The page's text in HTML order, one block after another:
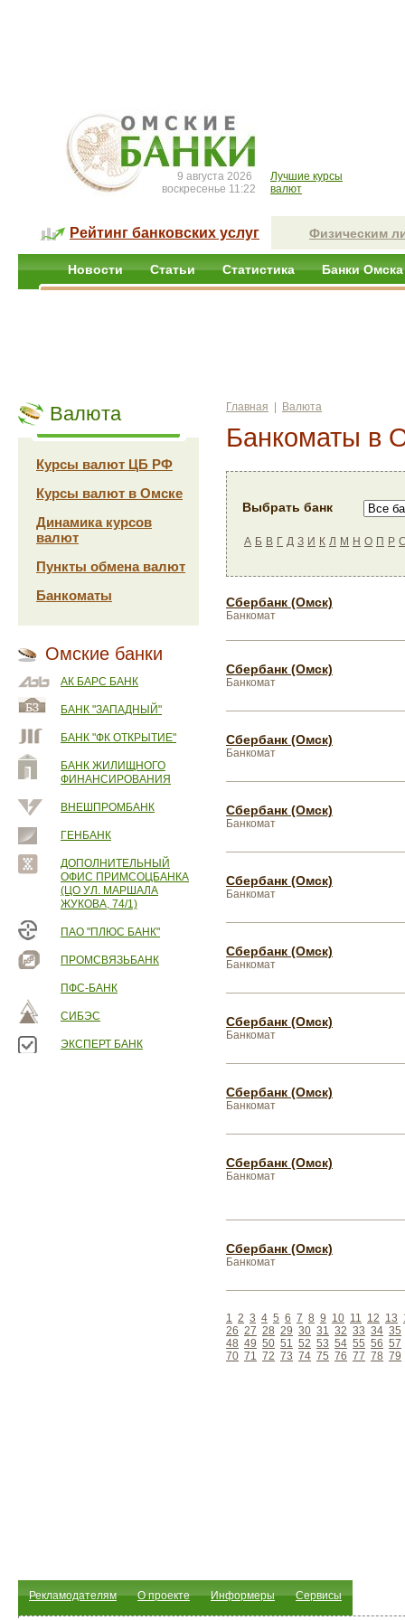
9 августа 2026
воскресенье 11:22
Лучшие курсы
валют
Рейтинг банковских услуг Физическим
Новости Статьи Статистика Банки Омска
Валюта
Курсы валют ЦБ РФ
Курсы валют в Омске
Динамика курсов
валют
Пункты обмена валют
Банкоматы
Омские банки
АК БАРС БАНК
БАНК "ЗАПАДНЫЙ"
БАНК "ФК ОТКРЫТИЕ"
БАНК ЖИЛИЩНОГО
ФИНАНСИРОВАНИЯ
ВНЕШПРОМБАНК
ГЕНБАНК
ДОПОЛНИТЕЛЬНЫЙ
ОФИС ПРИМСОЦБАНКА
(ЦО УЛ. МАРШАЛА
ЖУКОВА, 74/1)
ПАО "ПЛЮС БАНК"
ПРОМСВЯЗЬБАНК
ПФС-БАНК
СИБЭС
ЭКСПЕРТ БАНК
Главная Валюта
Банкоматы в
Выбрать банк
А Б В Г Д З И К Л М Н О П Р
Сбербанк (Омск)
Банкомат
Сбербанк (Омск)
Банкомат
Сбербанк (Омск)
Банкомат
Сбербанк (Омск)
Банкомат
Сбербанк (Омск)
Банкомат
Сбербанк (Омск)
Банкомат
Сбербанк (Омск)
Банкомат
Сбербанк (Омск)
Банкомат
Сбербанк (Омск)
Банкомат
Сбербанк (Омск)
Банкомат
1 2 3 4 5 6 7 8 9 10 11 12 13
26 27 28 29 30 31 32 33 34 35
48 49 50 51 52 53 54 55 56 57
70 71 72 73 74 75 76 77 78 79
Рекламодателям О проекте Информеры Сервисы